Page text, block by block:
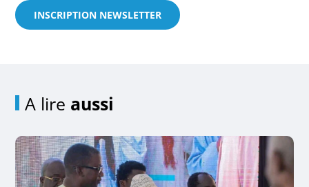
INSCRIPTION NEWSLETTER
A lire aussi